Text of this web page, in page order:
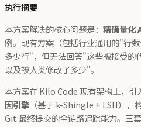
执行摘要
本方案解决的核心问题是： 精确量化
例。现有方案（包括行业通用的"行
多少行"，但无法回答"这些被接受的
以及被人类修改了多少"。
本方案在 Kilo Code 现有架构上，引
因引擎 （基于 k-Shingle + LSH），
Git 最终提交的全链路追踪能力。三